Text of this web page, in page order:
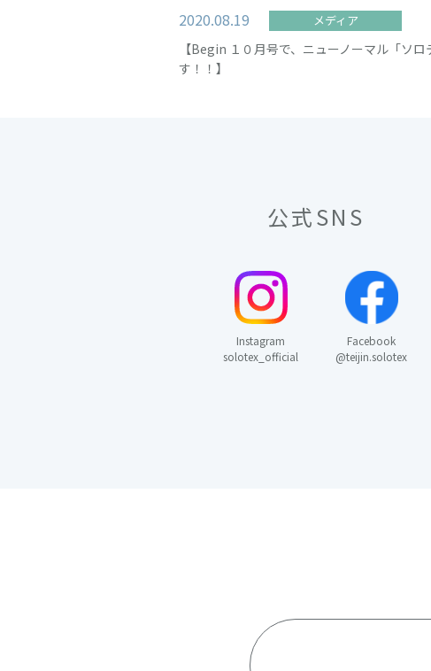
2020.08.19 メディア
【Begin １０月号で、ニューノーマル「ソ
す！！】
公式SNS
Instagram
solotex_official
Facebook
@teijin.solotex